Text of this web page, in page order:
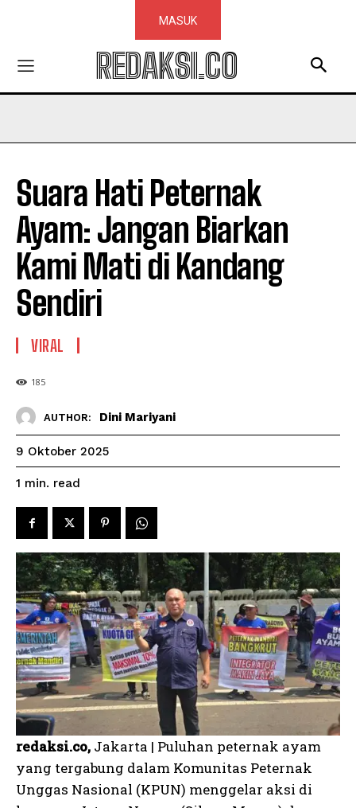
MASUK
REDAKSI.CO
Suara Hati Peternak
Ayam: Jangan Biarkan
Kami Mati di Kandang
Sendiri
VIRAL
185
AUTHOR: Dini Mariyani
9 Oktober 2025
1 min. read
redaksi.co, Jakarta | Puluhan peternak ayam
yang tergabung dalam Komunitas Peternak
Unggas Nasional (KPUN) menggelar aksi di